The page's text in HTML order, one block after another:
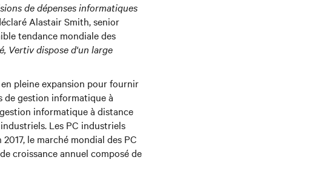
de dépenses informatiques
Alastair Smith, senior
tendance mondiale des
Vertiv dispose d'un large
pleine expansion pour fournir
de gestion informatique à
informatique à distance
Les PC industriels
le marché mondial des PC
croissance annuel composé de